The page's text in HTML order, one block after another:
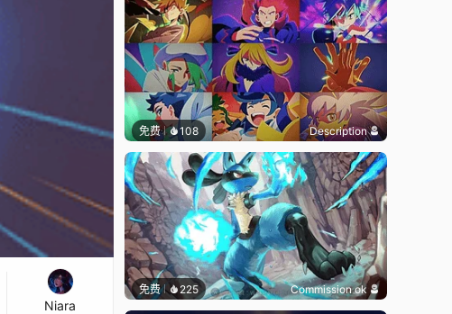
Niara
免费 108 Description
免费 225 Commission ok